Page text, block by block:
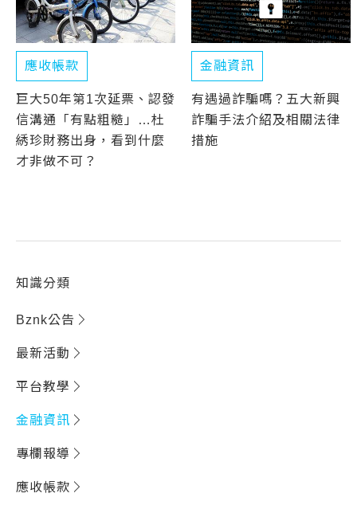
應收帳款
巨大50年第1次延票、認發
信溝通「有點粗糙」…杜
綉珍財務出身，看到什麼
才非做不可？
金融資訊
有遇過詐騙嗎？五大新興
詐騙手法介紹及相關法律
措施
知識分類
Bznk公告
最新活動
平台教學
金融資訊
專欄報導
應收帳款